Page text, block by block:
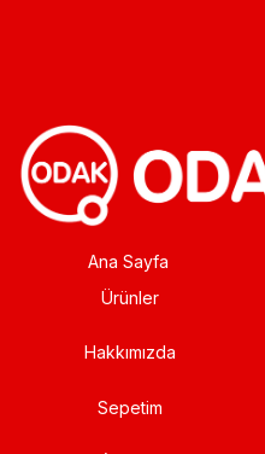
Ana Sayfa
Ürünler
Hakkımızda
Sepetim